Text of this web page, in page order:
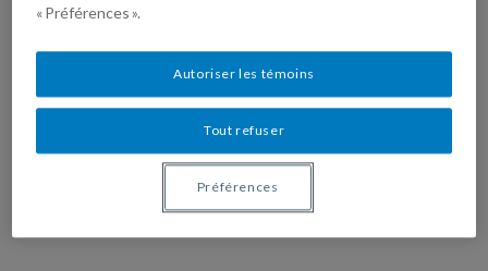
« Préférences ».
Tout refuser
Autoriser les témoins
Préférences